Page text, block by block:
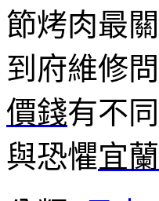
節烤肉最
到府維修
價錢有不
與恐懼宜